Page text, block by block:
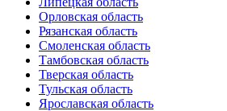
Орловская область
Рязанская область
Смоленская область
Тамбовская область
Тверская область
Тульская область
Ярославская область